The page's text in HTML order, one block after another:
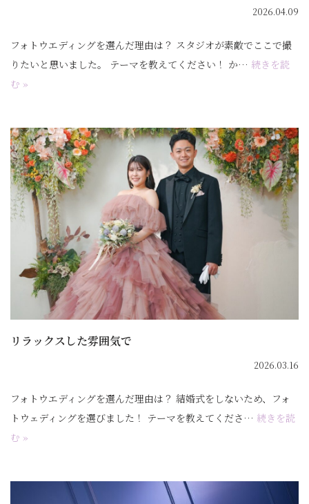
2026.04.09
フォトウエディングを選んだ理由は？ スタジオが素敵でここで撮
りたいと思いました。 テーマを教えてください！ か… 続きを読
む »
リラックスした雰囲気で
2026.03.16
フォトウエディングを選んだ理由は？ 結婚式をしないため、フォ
トウェディングを選びました！ テーマを教えてくださ… 続きを読
む »